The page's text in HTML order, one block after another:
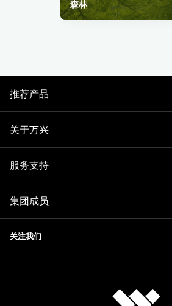
森林
推荐产品
关于万兴
服务支持
集团成员
关注我们